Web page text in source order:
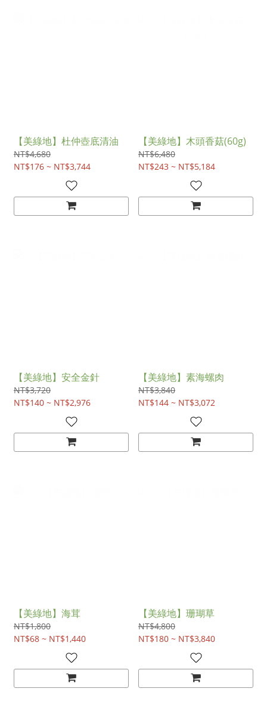
【美綠地】杜仲壺底清油
NT$4,680
NT$176 ~ NT$3,744
【美綠地】木頭香菇(60g)
NT$6,480
NT$243 ~ NT$5,184
【美綠地】安全金針
NT$3,720
NT$140 ~ NT$2,976
【美綠地】素海螺肉
NT$3,840
NT$144 ~ NT$3,072
【美綠地】海茸
NT$1,800
NT$68 ~ NT$1,440
【美綠地】珊瑚草
NT$4,800
NT$180 ~ NT$3,840